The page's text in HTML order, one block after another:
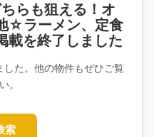
らも狙える！オ
☆ラーメン、定食
載を終了しました
た。他の物件もぜひご覧
。
索